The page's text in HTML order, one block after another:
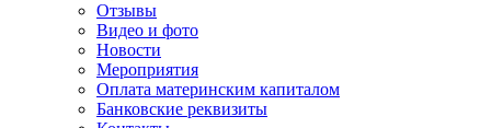
Отзывы
Видео и фото
Новости
Мероприятия
Оплата материнским капиталом
Банковские реквизиты